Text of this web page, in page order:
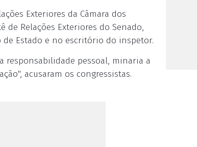
Exteriores da Câmara dos
Relações Exteriores do Senado,
de Estado e no escritório do inspetor.
responsabilidade pessoal, minaria a
acusaram os congressistas.